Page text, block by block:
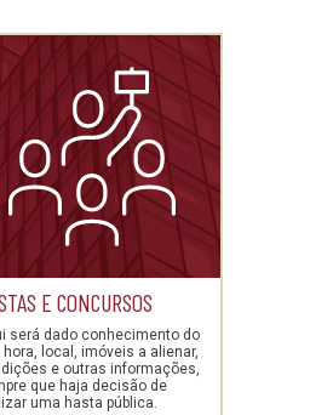
E CONCURSOS
será dado conhecimento do
hora, local, imóveis a alienar,
e outras informações,
que haja decisão de
uma hasta pública.